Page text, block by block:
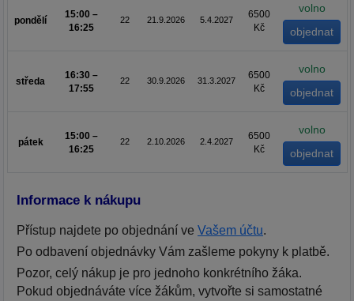
pondělí
15:00 –
16:25
22 21.9.2026 5.4.2027
6500
Kč
volno
středa
16:30 –
17:55
22 30.9.2026 31.3.2027
6500
Kč
volno
pátek
15:00 –
16:25
22 2.10.2026 2.4.2027
6500
Kč
volno
Informace k nákupu
Přístup najdete po objednání ve Vašem účtu.
Po odbavení objednávky Vám zašleme pokyny k platbě.
Pozor, celý nákup je pro jednoho konkrétního žáka.
Pokud objednáváte více žákům, vytvořte si samostatné